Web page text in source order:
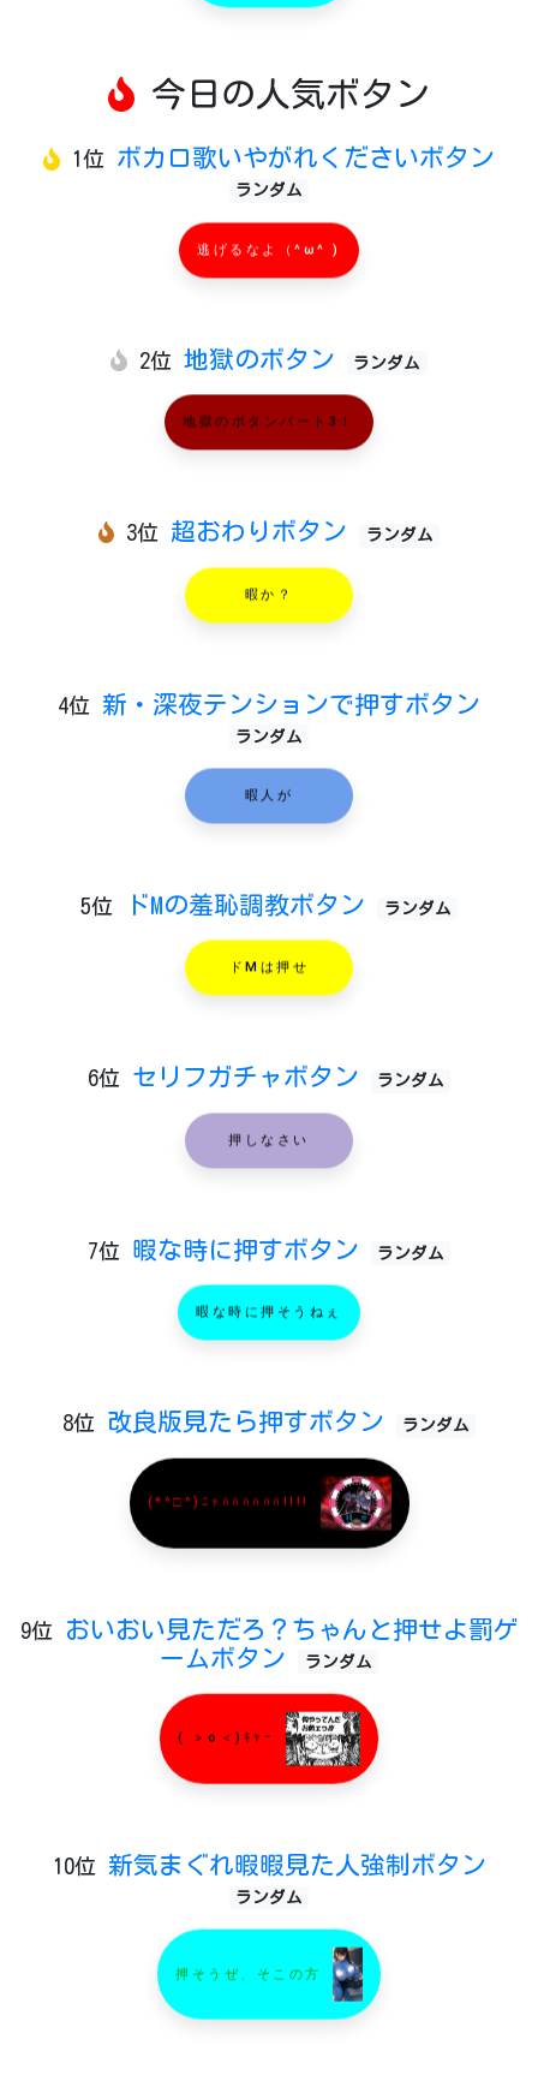
今日の人気ボタン
1位 ボカロ歌いやがれくださいボタン
ランダム
逃げるなよ（^ω^ )
2位 地獄のボタン ランダム
地獄のボタンパート3！
3位 超おわりボタン ランダム
暇か？
4位 新・深夜テンションで押すボタン
ランダム
暇人が
5位 ドMの羞恥調教ボタン ランダム
ドMは押せ
6位 セリフガチャボタン ランダム
押しなさい
7位 暇な時に押すボタン ランダム
暇な時に押そうねぇ
8位 改良版見たら押すボタン ランダム
(*^□^)ﾆｬﾊﾊﾊﾊﾊﾊ!!!!
9位
おいおい見ただろ？ちゃんと押せよ罰ゲ
ームボタン
ランダム
( ＞o＜)ｷｬｰ
10位 新気まぐれ暇暇見た人強制ボタン
ランダム
押そうぜ、そこの方